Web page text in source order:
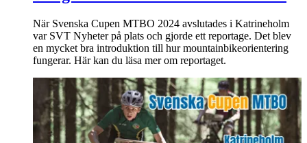
När Svenska Cupen MTBO 2024 avslutades i Katrineholm
var SVT Nyheter på plats och gjorde ett reportage. Det blev
en mycket bra introduktion till hur mountainbikeorientering
fungerar. Här kan du läsa mer om reportaget.